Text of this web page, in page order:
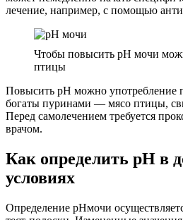
лечение, например, с помощью
Чтобы повысить pH мочи
птицы
Повысить pH можно употребление
богаты пуринами — мясо птицы,
Перед самолечением требуется
врачом.
Как определить pH в
условиях
Определение pHмочи